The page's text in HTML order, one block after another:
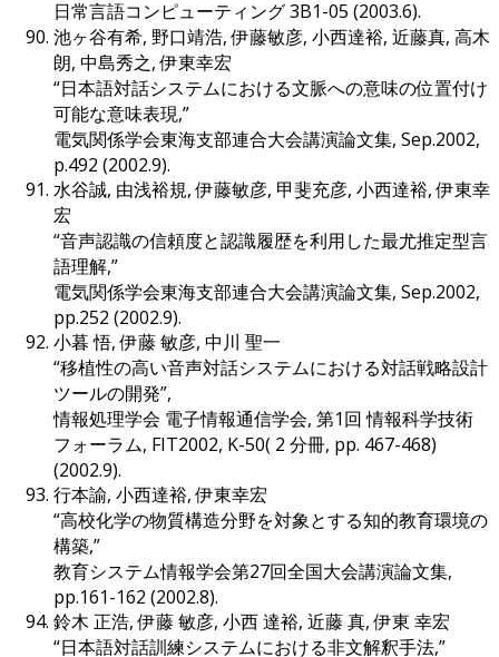
日常言語コンピューティング 3B1-05 (2003.6).
池ヶ谷有希, 野口靖浩, 伊藤敏彦, 小西達裕, 近藤真, 高木
朗, 中島秀之, 伊東幸宏
“日本語対話システムにおける文脈への意味の位置付け
可能な意味表現,”
電気関係学会東海支部連合大会講演論文集, Sep.2002,
p.492 (2002.9).
水谷誠, 由浅裕規, 伊藤敏彦, 甲斐充彦, 小西達裕, 伊東幸
宏
“音声認識の信頼度と認識履歴を利用した最尤推定型言
語理解,”
電気関係学会東海支部連合大会講演論文集, Sep.2002,
pp.252 (2002.9).
小暮 悟, 伊藤 敏彦, 中川 聖一
“移植性の高い音声対話システムにおける対話戦略設計
ツールの開発”,
情報処理学会 電子情報通信学会, 第1回 情報科学技術
フォーラム, FIT2002, K-50( 2 分冊, pp. 467-468)
(2002.9).
行本諭, 小西達裕, 伊東幸宏
“高校化学の物質構造分野を対象とする知的教育環境の
構築,”
教育システム情報学会第27回全国大会講演論文集,
pp.161-162 (2002.8).
鈴木 正浩, 伊藤 敏彦, 小西 達裕, 近藤 真, 伊東 幸宏
“日本語対話訓練システムにおける非文解釈手法,”